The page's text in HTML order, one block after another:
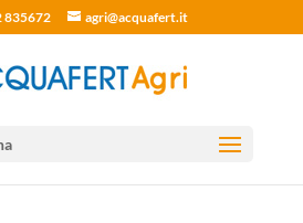
835672 agri@acquafert.it